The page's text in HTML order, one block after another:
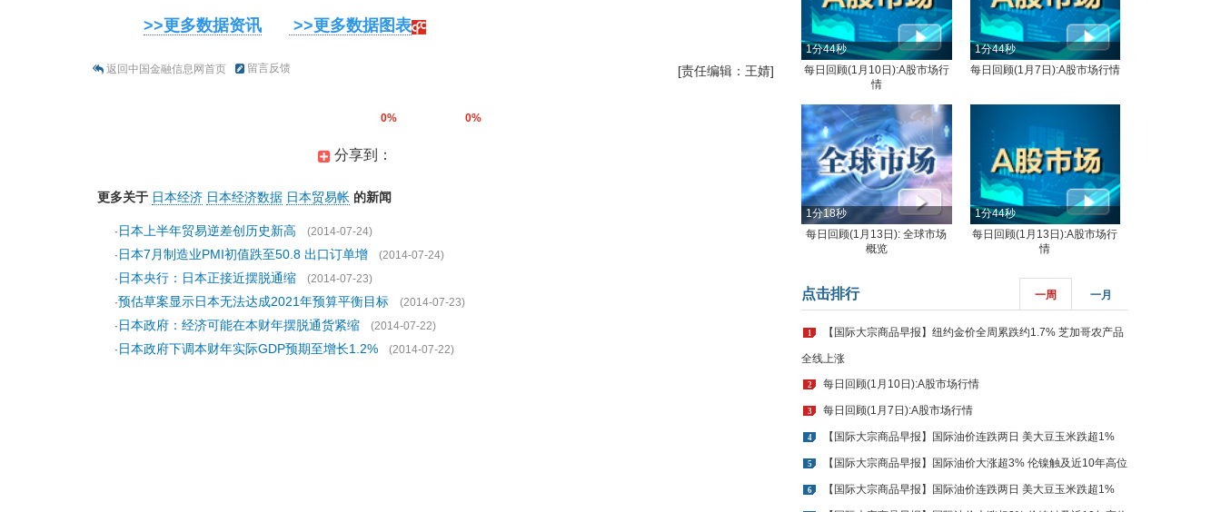
>>更多数据资讯 >>更多数据图表
返回中国金融信息网首页 留言反馈 [责任编辑：王婧]
0% 0%
分享到：
更多关于 日本经济 日本经济数据 日本贸易帐 的新闻
· 日本上半年贸易逆差创历史新高
(2014-07-24)
· 日本7月制造业PMI初值跌至50.8 出口订单增
(2014-07-24)
· 日本央行：日本正接近摆脱通缩
(2014-07-23)
·预估草案显示日本无法达成2021年预算平衡目标
(2014-07-23)
· 日本政府：经济可能在本财年摆脱通货紧缩
(2014-07-22)
· 日本政府下调本财年实际GDP预期至增长1.2% (2014-07-22)
1分44秒
每日回顾(1月10日):A股市场行
情
1分44秒
每日回顾(1月7日):A股市场行情
1分18秒
每日回顾(1月13日): 全球市场
概览
1分44秒
每日回顾(1月13日):A股市场行
情
点击排行 一周 一月
1 【国际大宗商品早报】纽约金价全周累跌约1.7% 芝加哥农产品
全线上涨
2 每日回顾(1月10日):A股市场行情
3 每日回顾(1月7日):A股市场行情
4 【国际大宗商品早报】国际油价连跌两日 美大豆玉米跌超1%
5 【国际大宗商品早报】国际油价大涨超3% 伦镍触及近10年高位
6 【国际大宗商品早报】国际油价连跌两日 美大豆玉米跌超1%